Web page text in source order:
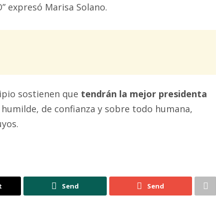
expresó Marisa Solano.
sostienen que tendrán la mejor presidenta
de confianza y sobre todo humana,
Send Send